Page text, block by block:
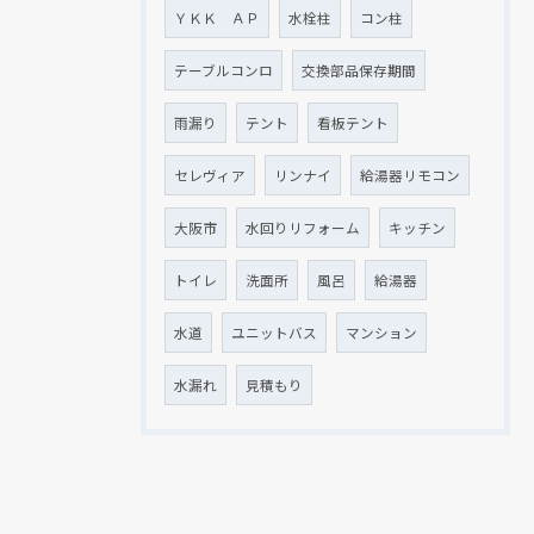
ＹＫＫ ＡＰ 水栓柱 コン柱
テーブルコンロ 交換部品保存期間
雨漏り テント 看板テント
セレヴィア リンナイ 給湯器リモコン
大阪市 水回りリフォーム キッチン
トイレ 洗面所 風呂 給湯器
水道 ユニットバス マンション
水漏れ 見積もり